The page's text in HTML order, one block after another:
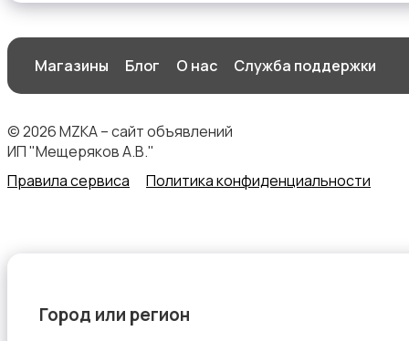
Организация праздников
Фото- и видеосъемка
Магазины Блог О нас Служба поддержки
© 2026 MZKA – сайт объявлений
ИП "Мещеряков А.В."
Правила сервиса
Политика конфиденциальности
Город или регион